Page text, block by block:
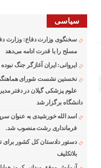
سیاسی
سخنگوی وزارت دفاع: وزارت
مسلح را با قدرت ادامه می‌دهد
ایروانی: ایران آغازگر جنگ
نخستین نشست شورای
علوم پزشکی گیلان در دفتر
دانشگاه برگزار شد
اسد الله خورشیدی به عنوان
فرمانداری رشت منصوب شد.
دستور دادستان کل کشور برای
بلاتکلیف